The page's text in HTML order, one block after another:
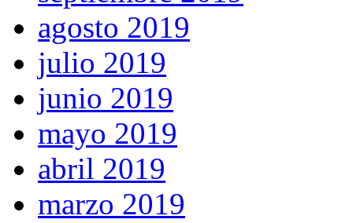
agosto 2019
julio 2019
junio 2019
mayo 2019
abril 2019
marzo 2019